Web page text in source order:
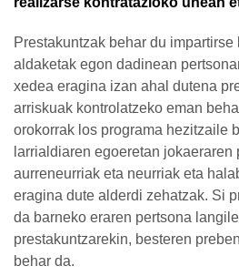
Prestakuntzak behar du
aldaketak egon dadinean
xedea eragina izan ahal dutena
arriskuak kontrolatzeko eman
orokorrak los programa hezitzaile
larrialdiaren egoeretan jokaeraren
aurreneurriak eta neurriak eta
eragina dute alderdi zehatzak. Si
da barneko eraren pertsona
prestakuntzarekin, besteren
behar da.